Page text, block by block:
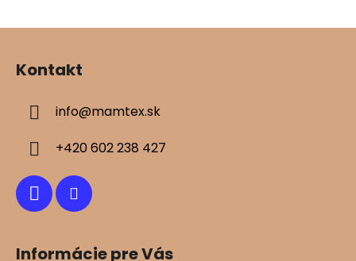
ý
Z
Kontakt
info@mamtex.sk
+420 602 238 427
Informácie pre Vás